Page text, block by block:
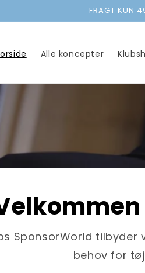
FRAGT KUN
Alle koncepter
SponsorWorld tilbyder
behov for